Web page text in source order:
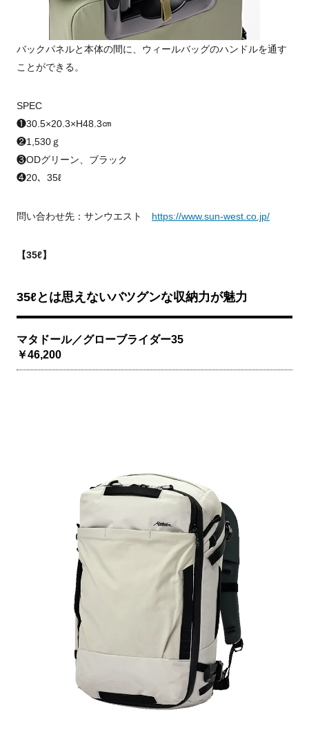
バックパネルと本体の間に、ウィールバッグのハンドルを通す
ことができる。
SPEC
❶30.5×20.3×H48.3㎝
❷1,530ｇ
❸ODグリーン、ブラック
❹20、35ℓ
問い合わせ先：サンウエスト https://www.sun-west.co.jp/
【35ℓ】
35ℓとは思えないバツグンな収納力が魅力
マタドール／グローブライダー35
￥46,200